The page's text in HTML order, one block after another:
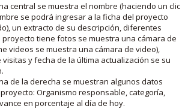
central se muestra el nombre (haciendo un clic
se podrá ingresar a la ficha del proyecto
un extracto de su descripción, diferentes
proyecto tiene fotos se muestra una cámara de
videos se muestra una cámara de video),
y fecha de la última actualización se su
de la derecha se muestran algunos datos
proyecto: Organismo responsable, categoría,
en porcentaje al día de hoy.